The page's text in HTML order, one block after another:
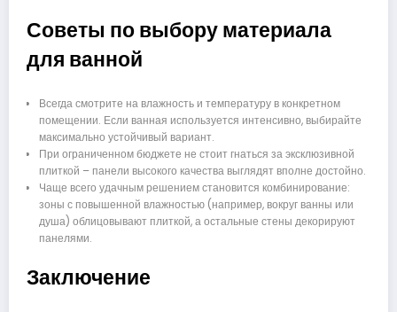
Советы по выбору материала
для ванной
Всегда смотрите на влажность и температуру в конкретном
помещении. Если ванная используется интенсивно, выбирайте
максимально устойчивый вариант.
При ограниченном бюджете не стоит гнаться за эксклюзивной
плиткой – панели высокого качества выглядят вполне достойно.
Чаще всего удачным решением становится комбинирование:
зоны с повышенной влажностью (например, вокруг ванны или
душа) облицовывают плиткой, а остальные стены декорируют
панелями.
Заключение